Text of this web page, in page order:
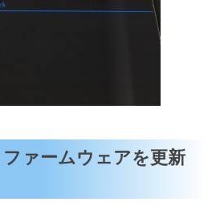
ァームウェアを更新